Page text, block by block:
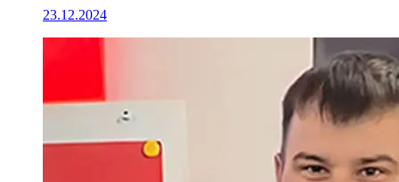
23.12.2024